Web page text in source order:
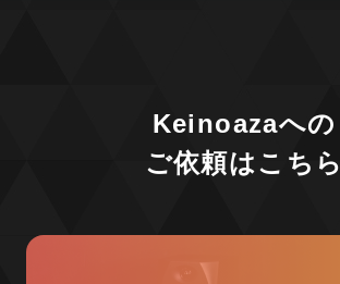
Keinoazaへの
ご依頼はこちら